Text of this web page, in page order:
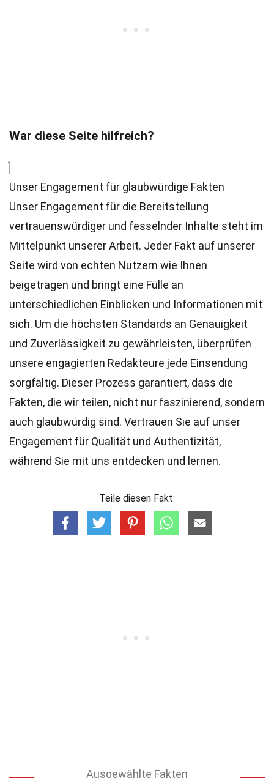
War diese Seite hilfreich?
Unser Engagement für glaubwürdige Fakten
Unser Engagement für die Bereitstellung
vertrauenswürdiger und fesselnder Inhalte steht im
Mittelpunkt unserer Arbeit. Jeder Fakt auf unserer
Seite wird von echten Nutzern wie Ihnen
beigetragen und bringt eine Fülle an
unterschiedlichen Einblicken und Informationen mit
sich. Um die höchsten Standards an Genauigkeit
und Zuverlässigkeit zu gewährleisten, überprüfen
unsere engagierten Redakteure jede Einsendung
sorgfältig. Dieser Prozess garantiert, dass die
Fakten, die wir teilen, nicht nur faszinierend, sondern
auch glaubwürdig sind. Vertrauen Sie auf unser
Engagement für Qualität und Authentizität,
während Sie mit uns entdecken und lernen.
Teile diesen Fakt:
Ausgewählte Fakten